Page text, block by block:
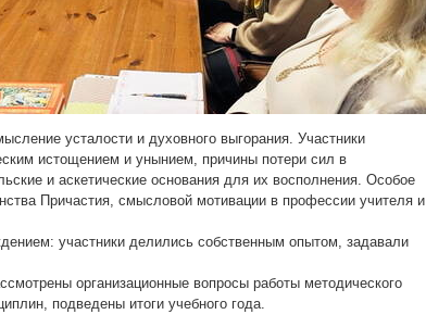
усталости и духовного выгорания. Участники
истощением и унынием, причины потери сил в
и аскетические основания для их восполнения. Особое
Причастия, смысловой мотивации в профессии учителя и
участники делились собственным опытом, задавали
организационные вопросы работы методического
подведены итоги учебного года.